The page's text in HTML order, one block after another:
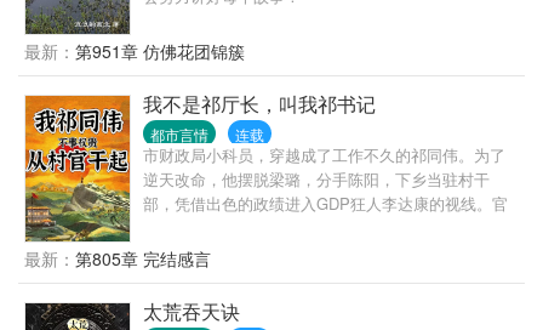
最新： 第951章 仿佛花团锦簇
我不是祁厅长，叫我祁书记
都市言情 连载
市财政局小科员，穿越成了工作不久的祁同伟。为了
逆天改命，他摆脱梁璐，分手陈阳，下乡当驻村干
部，凭借出色的政绩进入GDP狂人李达康的视线。官
最新： 第805章 完结感言
太荒吞天诀